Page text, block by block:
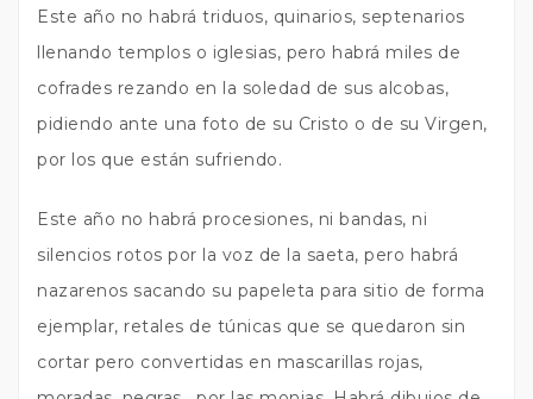
Este año no habrá triduos, quinarios, septenarios
llenando templos o iglesias, pero habrá miles de
cofrades rezando en la soledad de sus alcobas,
pidiendo ante una foto de su Cristo o de su Virgen,
por los que están sufriendo.
Este año no habrá procesiones, ni bandas, ni
silencios rotos por la voz de la saeta, pero habrá
nazarenos sacando su papeleta para sitio de forma
ejemplar, retales de túnicas que se quedaron sin
cortar pero convertidas en mascarillas rojas,